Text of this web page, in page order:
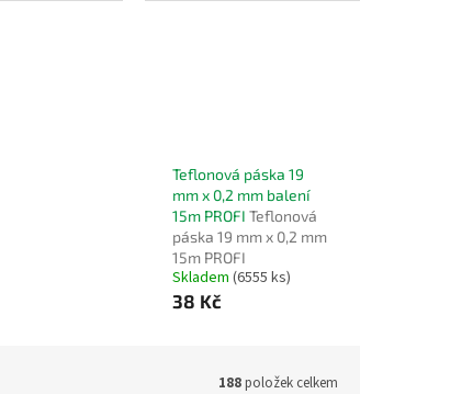
Teflonová páska 19
mm x 0,2 mm balení
15m PROFI Teflonová
páska 19 mm x 0,2 mm
15m PROFI
Skladem (6555 ks)
38 Kč
188položek celkem